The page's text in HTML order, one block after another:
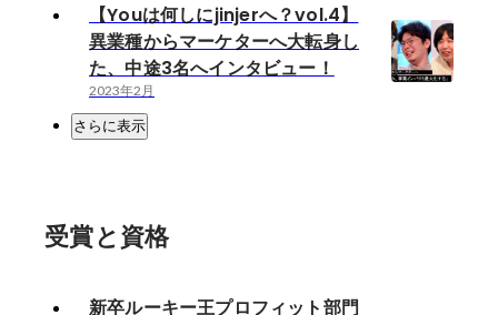
【Youは何しにjinjerへ？vol.4】
異業種からマーケターへ大転身し
た、中途3名へインタビュー！
2023年2月
さらに表示
受賞と資格
新卒ルーキー王プロフィット部門